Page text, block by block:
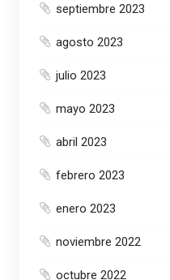
septiembre 2023
agosto 2023
julio 2023
mayo 2023
abril 2023
febrero 2023
enero 2023
noviembre 2022
octubre 2022